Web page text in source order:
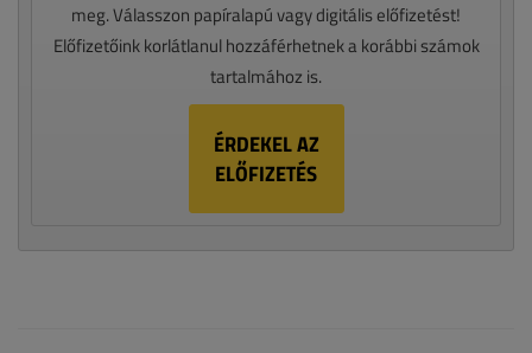
meg. Válasszon papíralapú vagy digitális előfizetést!
Előfizetőink korlátlanul hozzáférhetnek a korábbi számok
tartalmához is.
ÉRDEKEL AZ
ELŐFIZETÉS